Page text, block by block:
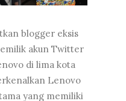
blogger eksis
akun Twitter
di lima kota
Lenovo
yang memiliki